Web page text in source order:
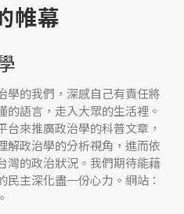
帷幕
學的我們，深感自己有責任將
的語言，走入大眾的生活裡。
台來推廣政治學的科普文章，
解政治學的分析視角，進而依
灣的政治狀況。我們期待能藉
民主深化盡一份心力。網站：
。